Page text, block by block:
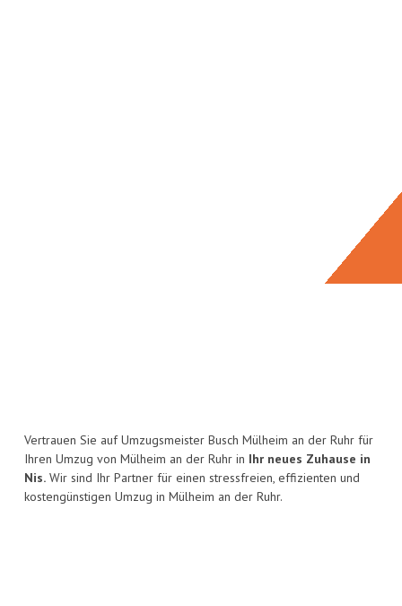
Vertrauen Sie auf Umzugsmeister Busch Mülheim an der Ruhr für
Ihren Umzug von Mülheim an der Ruhr in Ihr neues Zuhause in
Nis. Wir sind Ihr Partner für einen stressfreien, effizienten und
kostengünstigen Umzug in Mülheim an der Ruhr.